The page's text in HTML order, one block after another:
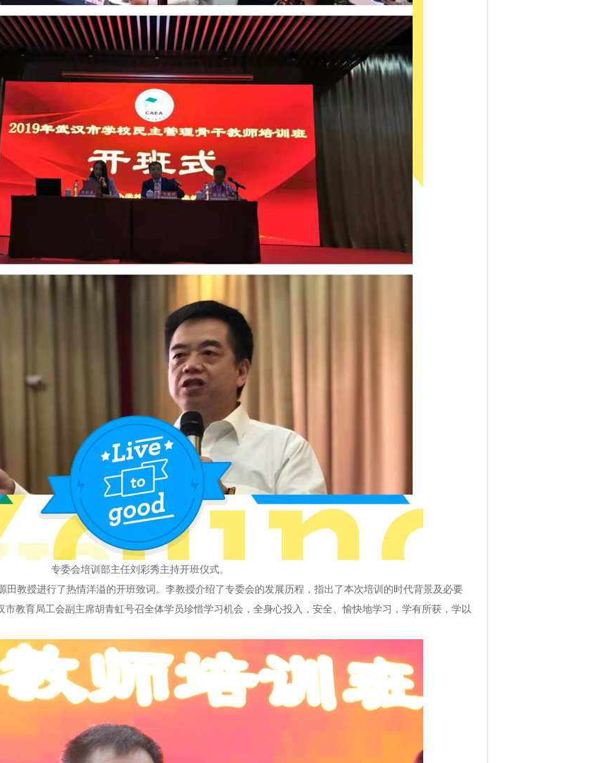
专委会培训部主任刘彩秀主持开班仪式。
教授进行了热情洋溢的开班致词。李教授介绍了专委会的发展历程，指出了本次培训的时代背景及必要
教育局工会副主席胡青虹号召全体学员珍惜学习机会，全身心投入，安全、愉快地学习，学有所获，学以